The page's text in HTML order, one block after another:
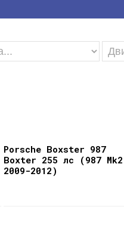
Porsche Boxster 987
Boxter 255 лс (987 Mk2
2009-2012)